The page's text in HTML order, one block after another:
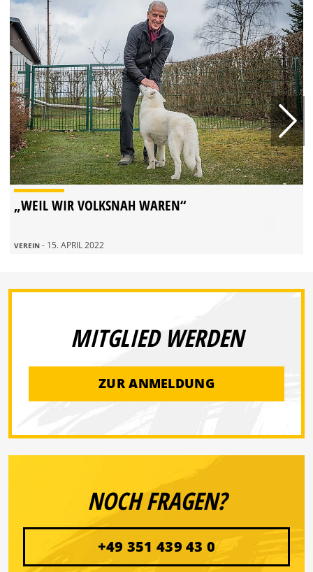
„WEIL WIR VOLKSNAH WAREN“
VEREIN - 15. APRIL 2022
MITGLIED WERDEN
ZUR ANMELDUNG
NOCH FRAGEN?
+49 351 439 43 0